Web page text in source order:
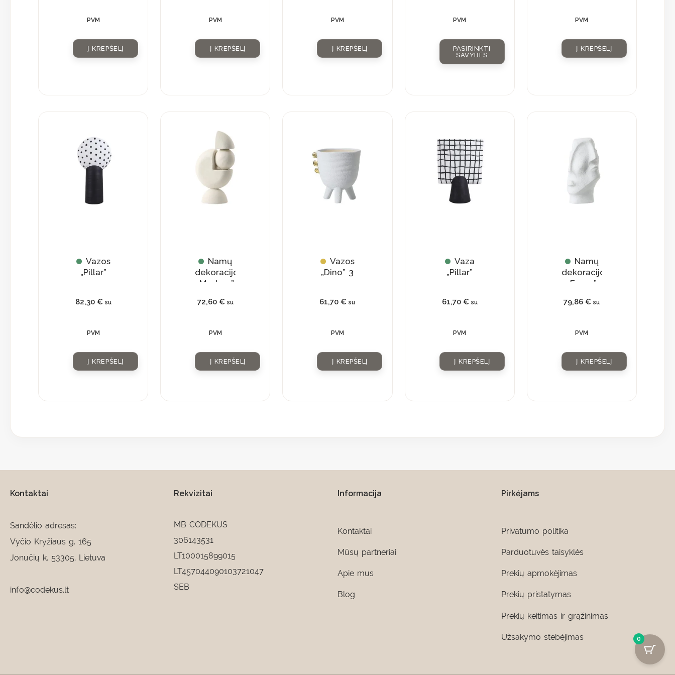
PVM
Į KREPŠELĮ
PVM
Į KREPŠELĮ
PVM
Į KREPŠELĮ
PVM
PASIRINKTI
SAVYBES
PVM
Į KREPŠELĮ
Vazos
„Pillar”
82,30 € su
PVM
Į KREPŠELĮ
Namų
dekoracijos
„Modern”
72,60 € su
PVM
Į KREPŠELĮ
Vazos
„Dino” 3
61,70€ su
PVM
Į KREPŠELĮ
Vaza
„Pillar”
61,70 € su
PVM
Į KREPŠELĮ
Namų
dekoracijos
„Faces”
79,86€ su
PVM
Į KREPŠELĮ
Kontaktai
Sandėlio adresas:
Vyčio Kryžiaus g. 165
Jonučių k. 53305, Lietuva
info@codekus.lt
Rekvizitai
MB CODEKUS
306143531
LT100015899015
LT457044090103721047
SEB
Informacija
Kontaktai
Mūsų partneriai
Apie mus
Blog
Pirkėjams
Privatumo politika
Parduotuvės taisyklės
Prekių apmokėjimas
Prekių pristatymas
Prekių keitimas ir grąžinimas
Užsakymo stebėjimas 0